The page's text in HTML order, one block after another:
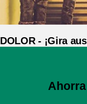
DOLOR - ¡Gira